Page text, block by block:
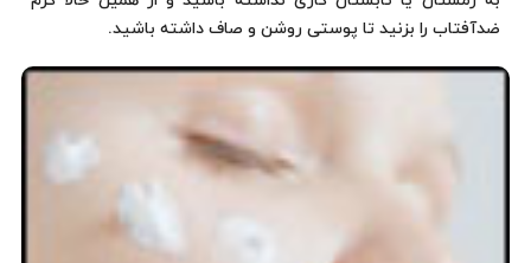
ضدآفتاب را بزنید تا پوستی روشن و صاف داشته باشید.